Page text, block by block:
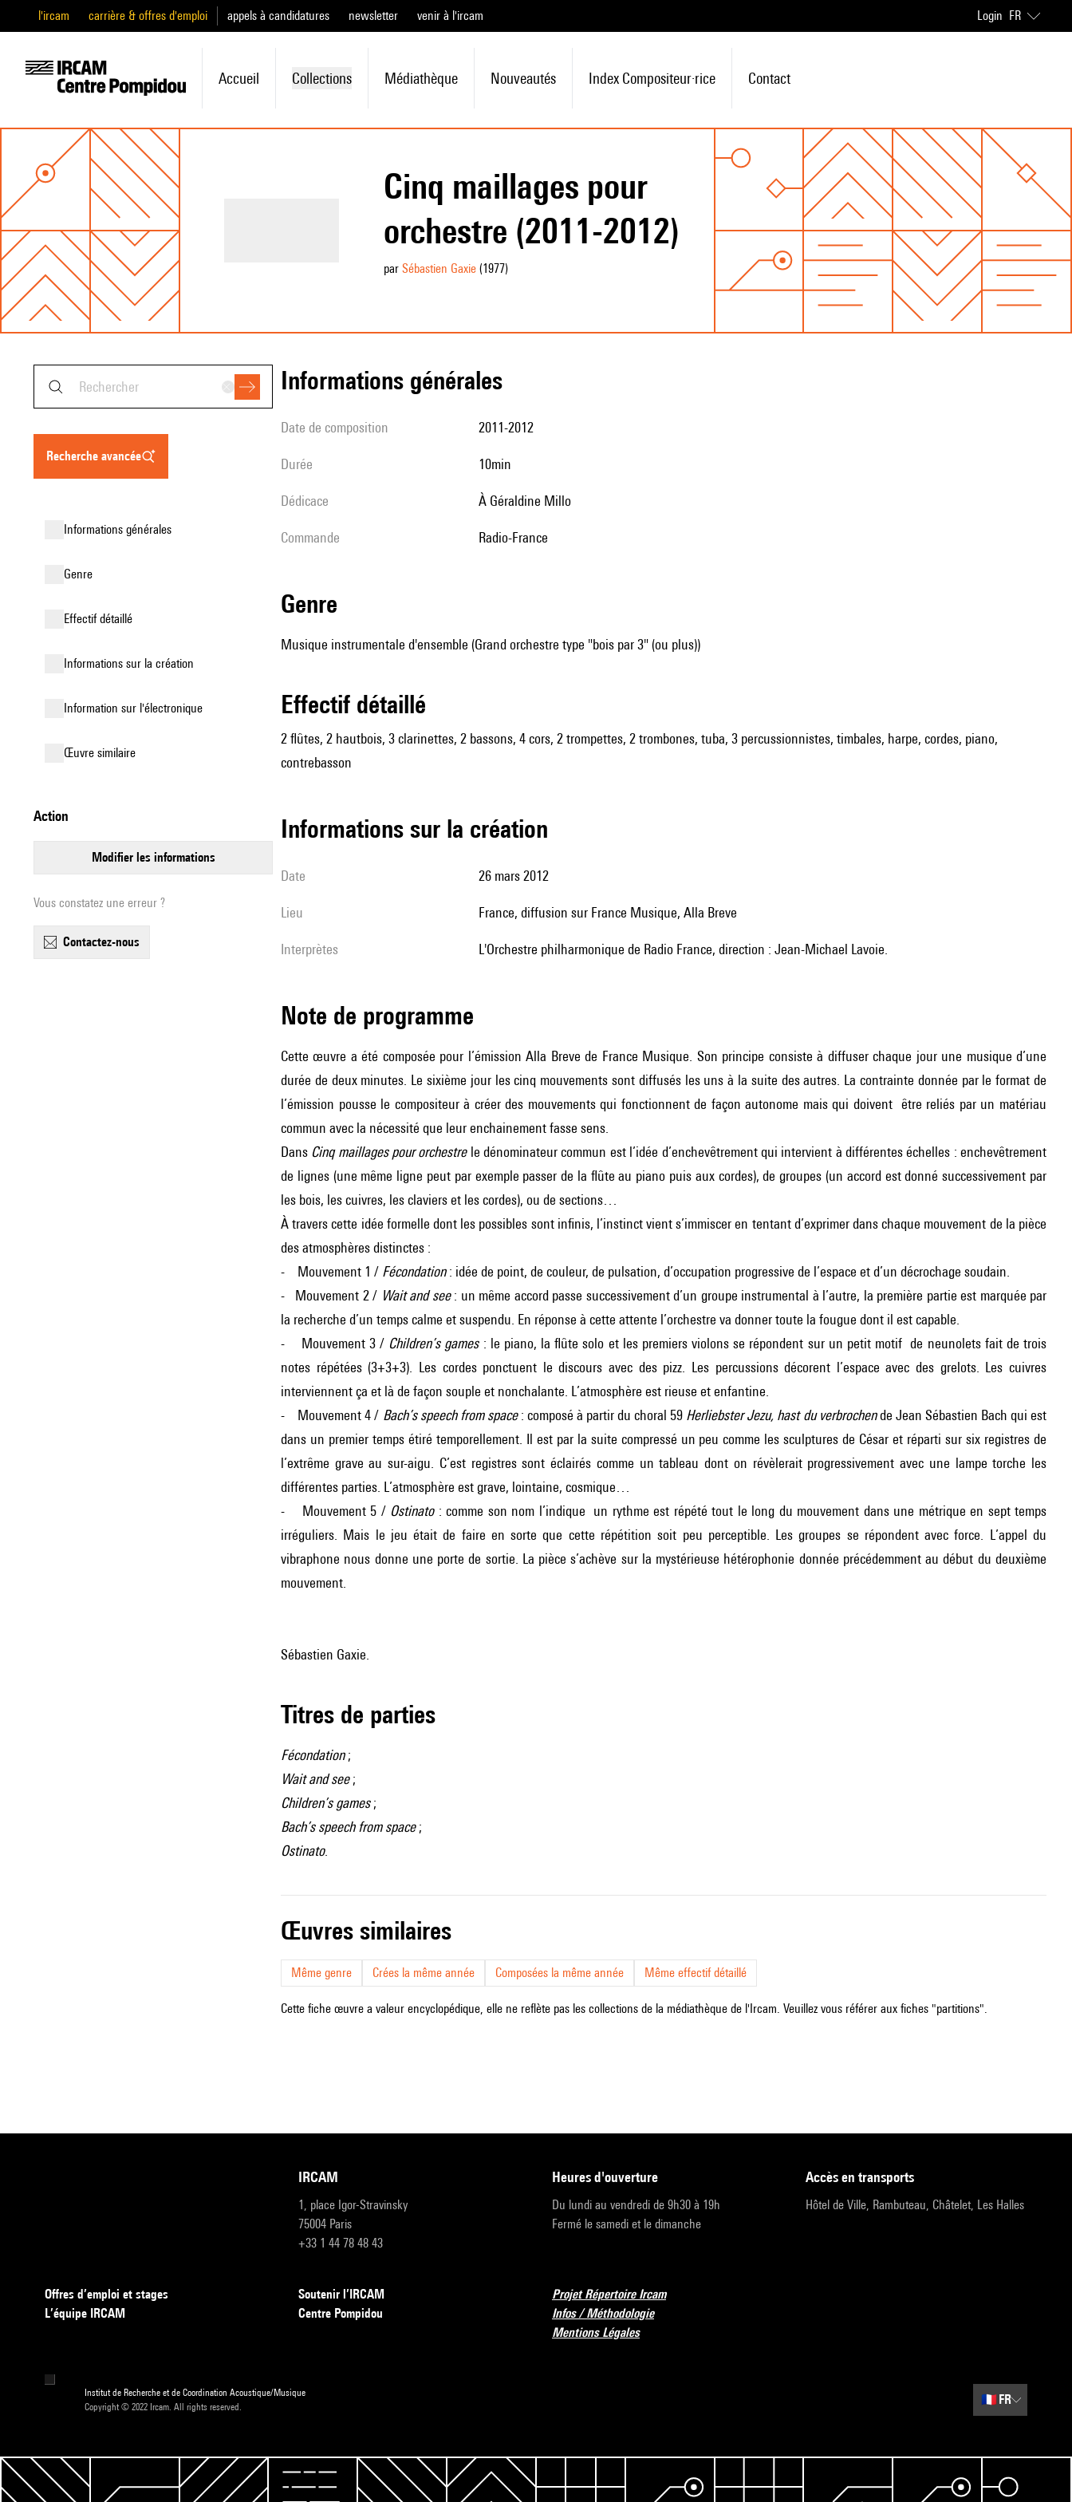
l'ircam carrière & offres d'emploi appels à candidatures newsletter venir à l'ircam Login FR
Accueil Collections Médiathèque Nouveautés Index Compositeur·rice Contact
Cinq maillages pour
orchestre (2011-2012)
par Sébastien Gaxie(1977)
recherche avancée
informations générales
genre
effectif détaillé
informations sur la création
Information sur l'électronique
œuvre similaire
action
modifier les informations
Vous constatez une erreur ?
contactez-nous
informations générales
date de composition 2011-2012
durée 10min
Dédicace à Géraldine Millo
Commande Radio-France
genre
Musique instrumentale d'ensemble (Grand orchestre type "bois par 3" (ou plus))
effectif détaillé
2 flûtes, 2 hautbois, 3 clarinettes, 2 bassons, 4 cors, 2 trompettes, 2 trombones, tuba, 3 percussionnistes, timbales, harpe, cordes, piano,
contrebasson
informations sur la création
date 26 mars 2012
lieu France, diffusion sur France Musique, Alla Breve
interprètes L'Orchestre philharmonique de Radio France, direction : Jean-Michael Lavoie.
Note de programme
Cette œuvre a été composée pour l’émission Alla Breve de France Musique. Son principe consiste à diffuser chaque jour une musique d’une
durée de deux minutes. Le sixième jour les cinq mouvements sont diffusés les uns à la suite des autres. La contrainte donnée par le format de
l’émission pousse le compositeur à créer des mouvements qui fonctionnent de façon autonome mais qui doivent être reliés par un matériau
commun avec la nécessité que leur enchainement fasse sens.
Dans Cinq maillages pour orchestrele dénominateur commun est l’idée d’enchevêtrement qui intervient à différentes échelles : enchevêtrement
de lignes (une même ligne peut par exemple passer de la flûte au piano puis aux cordes), de groupes (un accord est donné successivement par
les bois, les cuivres, les claviers et les cordes), ou de sections…
À travers cette idée formelle dont les possibles sont infinis, l’instinct vient s’immiscer en tentant d’exprimer dans chaque mouvement de la pièce
des atmosphères distinctes :
- Mouvement 1 / Fécondation: idée de point, de couleur, de pulsation, d’occupation progressive de l’espace et d’un décrochage soudain.
- Mouvement 2 / Wait and see: un même accord passe successivement d’un groupe instrumental à l’autre, la première partie est marquée par
la recherche d’un temps calme et suspendu. En réponse à cette attente l’orchestre va donner toute la fougue dont il est capable.
- Mouvement 3 / Children’s games: le piano, la flûte solo et les premiers violons se répondent sur un petit motif de neunolets fait de trois
notes répétées (3+3+3). Les cordes ponctuent le discours avec des pizz. Les percussions décorent l’espace avec des grelots. Les cuivres
interviennent ça et là de façon souple et nonchalante. L’atmosphère est rieuse et enfantine.
- Mouvement 4 / Bach’s speech from space: composé à partir du choral 59 Herliebster Jezu, hast du verbrochende Jean Sébastien Bach qui est
dans un premier temps étiré temporellement. Il est par la suite compressé un peu comme les sculptures de César et réparti sur six registres de
l’extrême grave au sur-aigu. C’est registres sont éclairés comme un tableau dont on révèlerait progressivement avec une lampe torche les
différentes parties. L’atmosphère est grave, lointaine, cosmique…
- Mouvement 5 / Ostinato: comme son nom l’indique un rythme est répété tout le long du mouvement dans une métrique en sept temps
irréguliers. Mais le jeu était de faire en sorte que cette répétition soit peu perceptible. Les groupes se répondent avec force. L’appel du
vibraphone nous donne une porte de sortie. La pièce s’achève sur la mystérieuse hétérophonie donnée précédemment au début du deuxième
mouvement.
Sébastien Gaxie.
Titres de parties
Fécondation;
Wait and see;
Children’s games;
Bach’s speech from space;
Ostinato.
œuvres similaires
Même genre Crées la même année Composées la même année Même effectif détaillé
Cette fiche œuvre a valeur encyclopédique, elle ne reflète pas les collections de la médiathèque de l'Ircam. Veuillez vous référer aux fiches "partitions".
IRCAM
1, place Igor-Stravinsky
75004 Paris
+33 1 44 78 48 43
heures d'ouverture
Du lundi au vendredi de 9h30 à 19h
Fermé le samedi et le dimanche
accès en transports
Hôtel de Ville, Rambuteau, Châtelet, Les Halles
Offres d’emploi et stages
L’équipe IRCAM
Soutenir l’IRCAM
Centre Pompidou
Projet Répertoire Ircam
Infos / Méthodologie
Mentions Légales
Institut de Recherche et de Coordination Acoustique/Musique
Copyright © 2022 Ircam. All rights reserved.
🇫🇷 FR